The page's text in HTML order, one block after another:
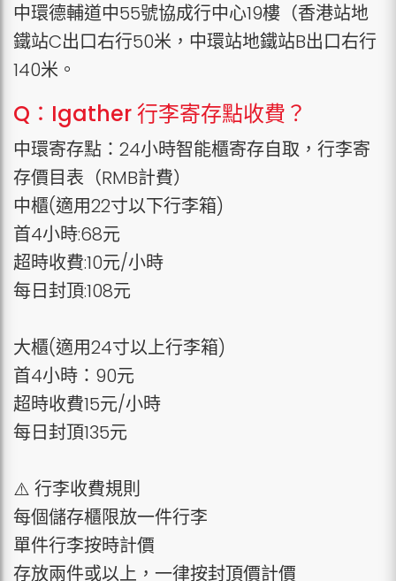
中環德輔道中55號協成行中心19樓（香港站地
鐵站C出口右行50米，中環站地鐵站B出口右行
140米。
Q：Igather 行李寄存點收費？
中環寄存點：24小時智能櫃寄存自取，行李寄
存價目表（RMB計費）
中櫃(適用22寸以下行李箱)
首4小時:68元
超時收費:10元/小時
每日封頂:108元
大櫃(適用24寸以上行李箱)
首4小時：90元
超時收費15元/小時
每日封頂135元
⚠️ 行李收費規則
每個儲存櫃限放一件行李
單件行李按時計價
存放兩件或以上，一律按封頂價計價